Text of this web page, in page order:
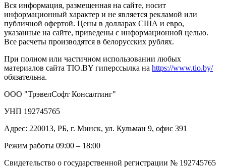
Вся информация, размещенная на сайте, носит
информационный характер и не является рекламой или
публичной офертой. Цены в долларах США и евро,
указанные на сайте, приведены с информационной целью.
Все расчеты производятся в белорусских рублях.
При полном или частичном использовании любых
материалов сайта TIO.BY гиперссылка на https://www.tio.by/
обязательна.
ООО "ТрэвелСофт Консалтинг"
УНП 192745765
Адрес: 220013, РБ, г. Минск, ул. Кульман 9, офис 391
Режим работы 09:00 – 18:00
Свидетельство о государственной регистрации № 192745765